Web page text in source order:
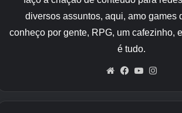
bancada e selecionar ‘Janela’
aparece aqui. Tudo que você
agora é selecionar ‘Craft’ e você
diversos assuntos, aqui, amo games
conheço por gente, RPG, um cafezinho,
é tudo.
WebsiteFacebook
YouTube